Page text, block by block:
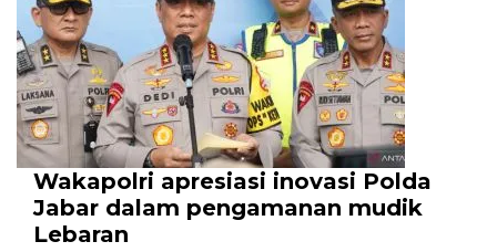
Wakapolri apresiasi inovasi Polda
Jabar dalam pengamanan mudik
Lebaran